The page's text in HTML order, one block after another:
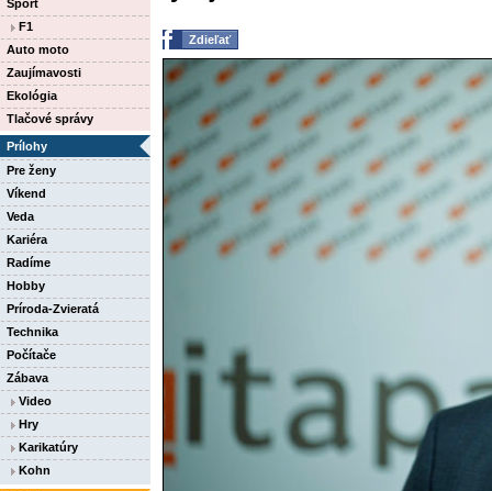
Šport
F1
Auto moto
Zaujímavosti
Ekológia
Tlačové správy
Prílohy
Pre ženy
Víkend
Veda
Kariéra
Radíme
Hobby
Príroda-Zvieratá
Technika
Počítače
Zábava
Video
Hry
Karikatúry
Kohn
Zdieľať